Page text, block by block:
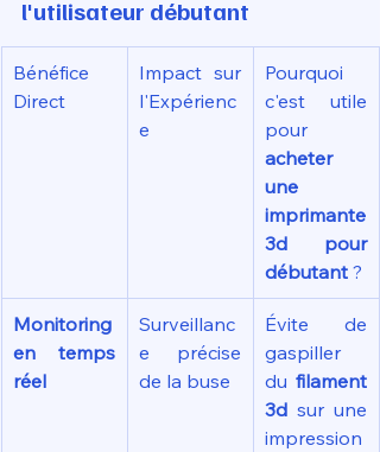
l'utilisateur débutant
Bénéfice
Direct
Impact sur
l'Expérienc
e
Pourquoi
c'est utile
acheter
une
imprimante
3d pour
débutant ?
Monitoring
en temps
réel
Surveillanc
e précise
de la buse
Évite de
gaspiller
du filament
3d sur une
impression